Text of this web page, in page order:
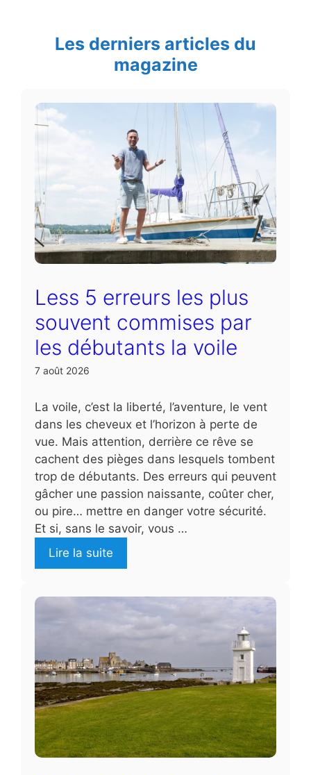
Les derniers articles du
magazine
Less 5 erreurs les plus
souvent commises par
les débutants la voile
7 août 2026
La voile, c’est la liberté, l’aventure, le vent
dans les cheveux et l’horizon à perte de
vue. Mais attention, derrière ce rêve se
cachent des pièges dans lesquels tombent
trop de débutants. Des erreurs qui peuvent
gâcher une passion naissante, coûter cher,
ou pire… mettre en danger votre sécurité.
Et si, sans le savoir, vous …
Lire la suite